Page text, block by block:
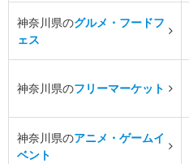
神奈川県のグルメ・フードフ
ェス
神奈川県のフリーマーケット
神奈川県のアニメ・ゲームイ
ベント